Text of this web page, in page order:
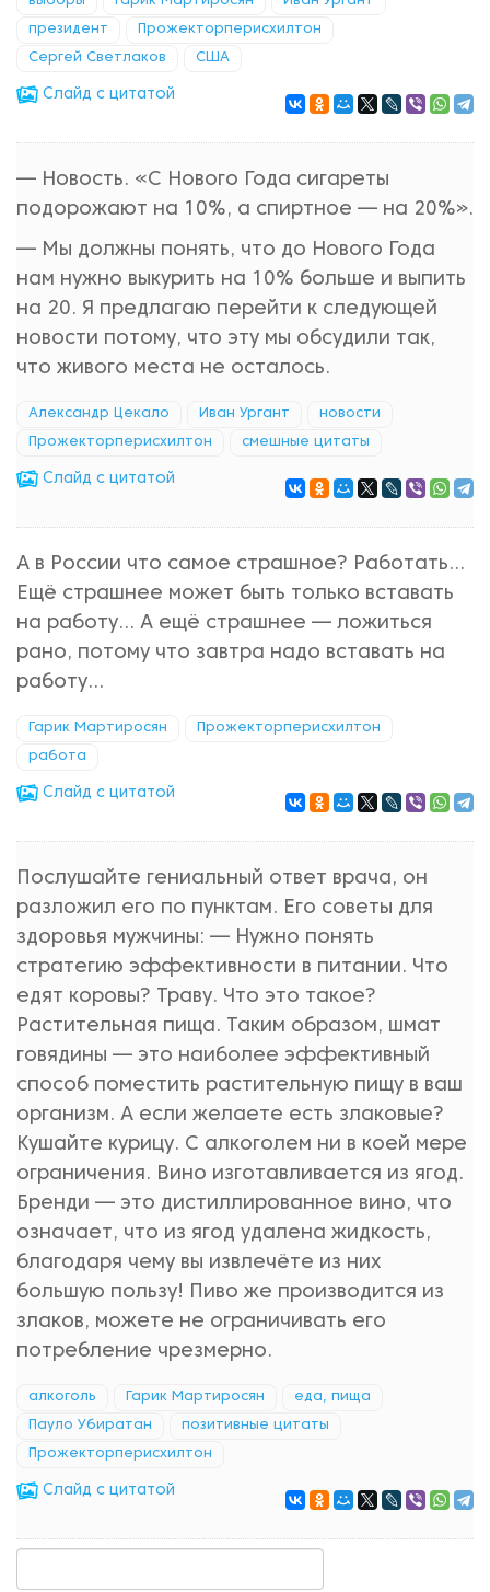
президент Прожекторперисхилтон
Сергей Светлаков США
Cлайд с цитатой
— Новость. «С Нового Года сигареты
подорожают на 10%, а спиртное — на 20%».
— Мы должны понять, что до Нового Года
нам нужно выкурить на 10% больше и выпить
на 20. Я предлагаю перейти к следующей
новости потому, что эту мы обсудили так,
что живого места не осталось.
Александр Цекало Иван Ургант новости
Прожекторперисхилтон смешные цитаты
Cлайд с цитатой
А в России что самое страшное? Работать...
Ещё страшнее может быть только вставать
на работу... А ещё страшнее — ложиться
рано, потому что завтра надо вставать на
работу...
Гарик Мартиросян Прожекторперисхилтон
работа
Cлайд с цитатой
Послушайте гениальный ответ врача, он
разложил его по пунктам. Его советы для
здоровья мужчины: — Нужно понять
стратегию эффективности в питании. Что
едят коровы? Траву. Что это такое?
Растительная пища. Таким образом, шмат
говядины — это наиболее эффективный
способ поместить растительную пищу в ваш
организм. А если желаете есть злаковые?
Кушайте курицу. С алкоголем ни в коей мере
ограничения. Вино изготавливается из ягод.
Бренди — это дистиллированное вино, что
означает, что из ягод удалена жидкость,
благодаря чему вы извлечёте из них
большую пользу! Пиво же производится из
злаков, можете не ограничивать его
потребление чрезмерно.
алкоголь Гарик Мартиросян еда, пища
Пауло Убиратан позитивные цитаты
Прожекторперисхилтон
Cлайд с цитатой